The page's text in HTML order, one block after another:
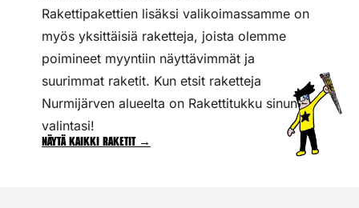
Rakettipakettien lisäksi valikoimassamme on
myös yksittäisiä raketteja, joista olemme
poimineet myyntiin näyttävimmät ja
suurimmat raketit. Kun etsit raketteja
Nurmijärven alueelta on Rakettitukku sinun
valintasi!
Näytä kaikki raketit →